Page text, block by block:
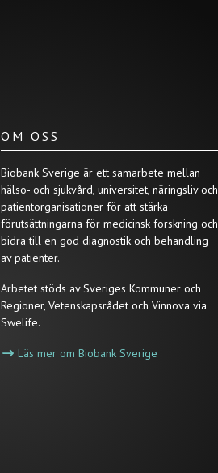
OM OSS
Biobank Sverige är ett samarbete mellan
hälso- och sjukvård, universitet, näringsliv och
patientorganisationer för att stärka
förutsättningarna för medicinsk forskning och
bidra till en god diagnostik och behandling
av patienter.
Arbetet stöds av Sveriges Kommuner och
Regioner, Vetenskapsrådet och Vinnova via
Swelife.
Läs mer om Biobank Sverige